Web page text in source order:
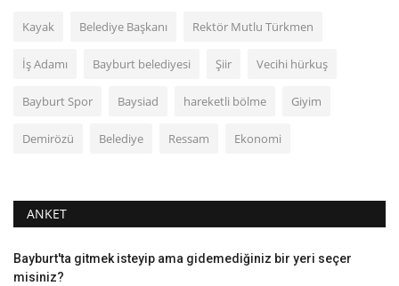
Kayak Belediye Başkanı Rektör Mutlu Türkmen
İş Adamı Bayburt belediyesi Şiir Vecihi hürkuş
Bayburt Spor Baysiad hareketli bölme Giyim
Demirözü Belediye Ressam Ekonomi
ANKET
Bayburt'ta gitmek isteyip ama gidemediğiniz bir yeri seçer
misiniz?